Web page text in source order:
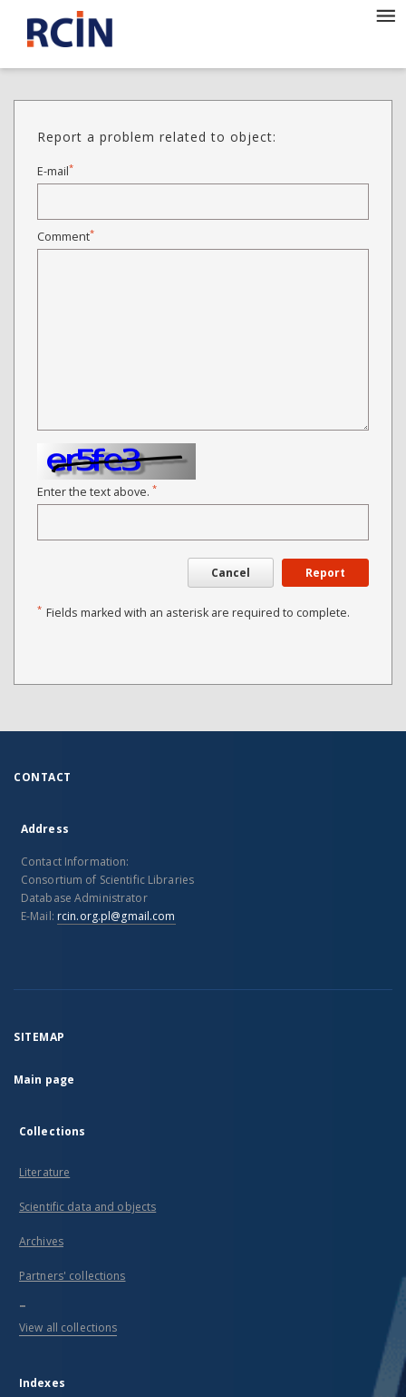
Report a problem related to object:
E-mail*
Comment*
Enter the text above. *
Cancel Report
* Fields marked with an asterisk are required to complete.
CONTACT
Address
Contact Information:
Consortium of Scientific Libraries
Database Administrator
E-Mail: rcin.org.pl@gmail.com
SITEMAP
Main page
Collections
Literature
Scientific data and objects
Archives
Partners' collections
...
View all collections
Indexes